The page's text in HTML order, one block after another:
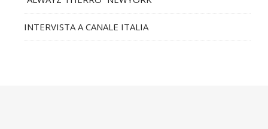
INTERVISTA A CANALE ITALIA